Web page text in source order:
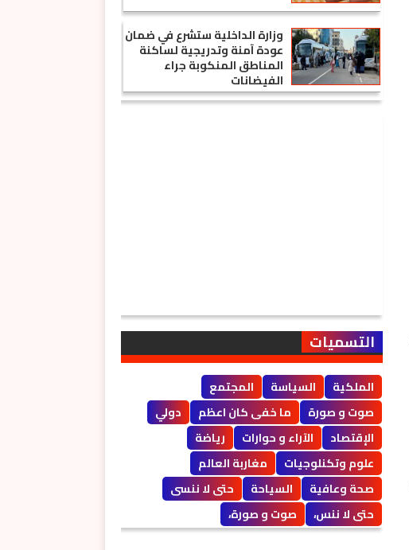
وزارة الداخلية ستشرع في ضمان
عودة آمنة وتدريجية لساكنة
المناطق المنكوبة جراء
الفيضانات
التسميات
الملكية السياسة
المجتمع
صوت و صورة
ما خفى كان اعظم
دولي
الإقتصاد
الآراء و حوارات
رياضة
علوم وتكنلوجيات
مغاربة العالم
صحة وعافية
السياحة
حتى لا ننسى
حتى لا ننس،
صوت و صورة،